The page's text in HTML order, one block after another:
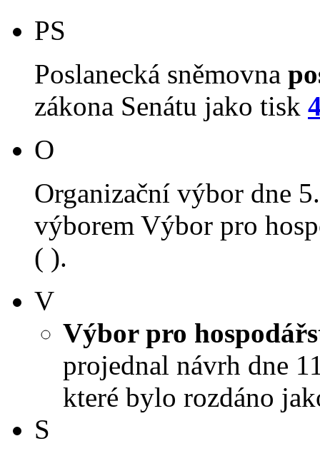
PS
Poslanecká sněmovna
zákona Senátu jako tisk
O
Organizační výbor dne
výborem Výbor pro
( ).
V
Výbor pro
projednal návrh dne
které bylo rozdáno
S